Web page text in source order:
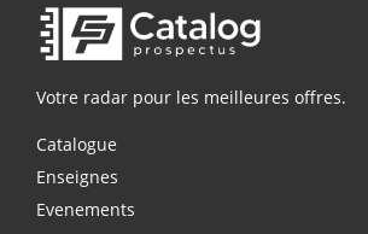
Votre radar pour les meilleures offres.
Catalogue
Enseignes
Evenements